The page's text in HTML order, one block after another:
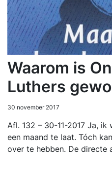
Waarom is
Luthers
30 november 2017
Afl. 132 – 30-11-2017 Ja, ik
een maand te laat. Tóch
over te hebben. De directe